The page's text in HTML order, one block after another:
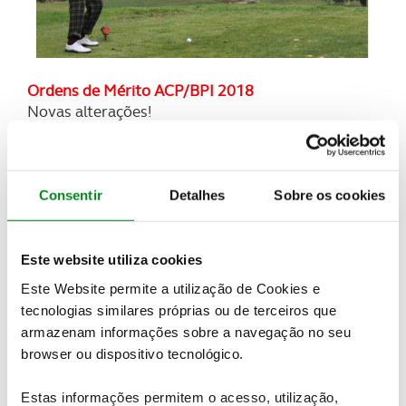
Consentir Detalhes Sobre os cookies
Este website utiliza cookies
Este Website permite a utilização de Cookies e
tecnologias similares próprias ou de terceiros que
armazenam informações sobre a navegação no seu
browser ou dispositivo tecnológico.
Estas informações permitem o acesso, utilização,
Ordens de Mérito ACP/BPI 2018
Novas alterações!
1º José Cândido Oliveira – 185 pontos
2º Fernando Sequeira – 155 pontos
1º Carlos Alberto Costa– 155 pontos
3º Fernando Sequeira – 93 pontos
OM SenhorasBPI
1ª Maria Guiomar Vieira – 145 pontos
2ª Arminda Gil Detering – 130 pontos
1º Miguel Ramalho Ortigão – 185 pontos